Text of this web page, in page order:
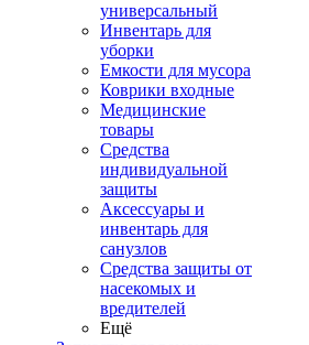
универсальный
Инвентарь для
уборки
Емкости для мусора
Коврики входные
Медицинские
товары
Средства
индивидуальной
защиты
Аксессуары и
инвентарь для
санузлов
Средства защиты от
насекомых и
вредителей
Ещё